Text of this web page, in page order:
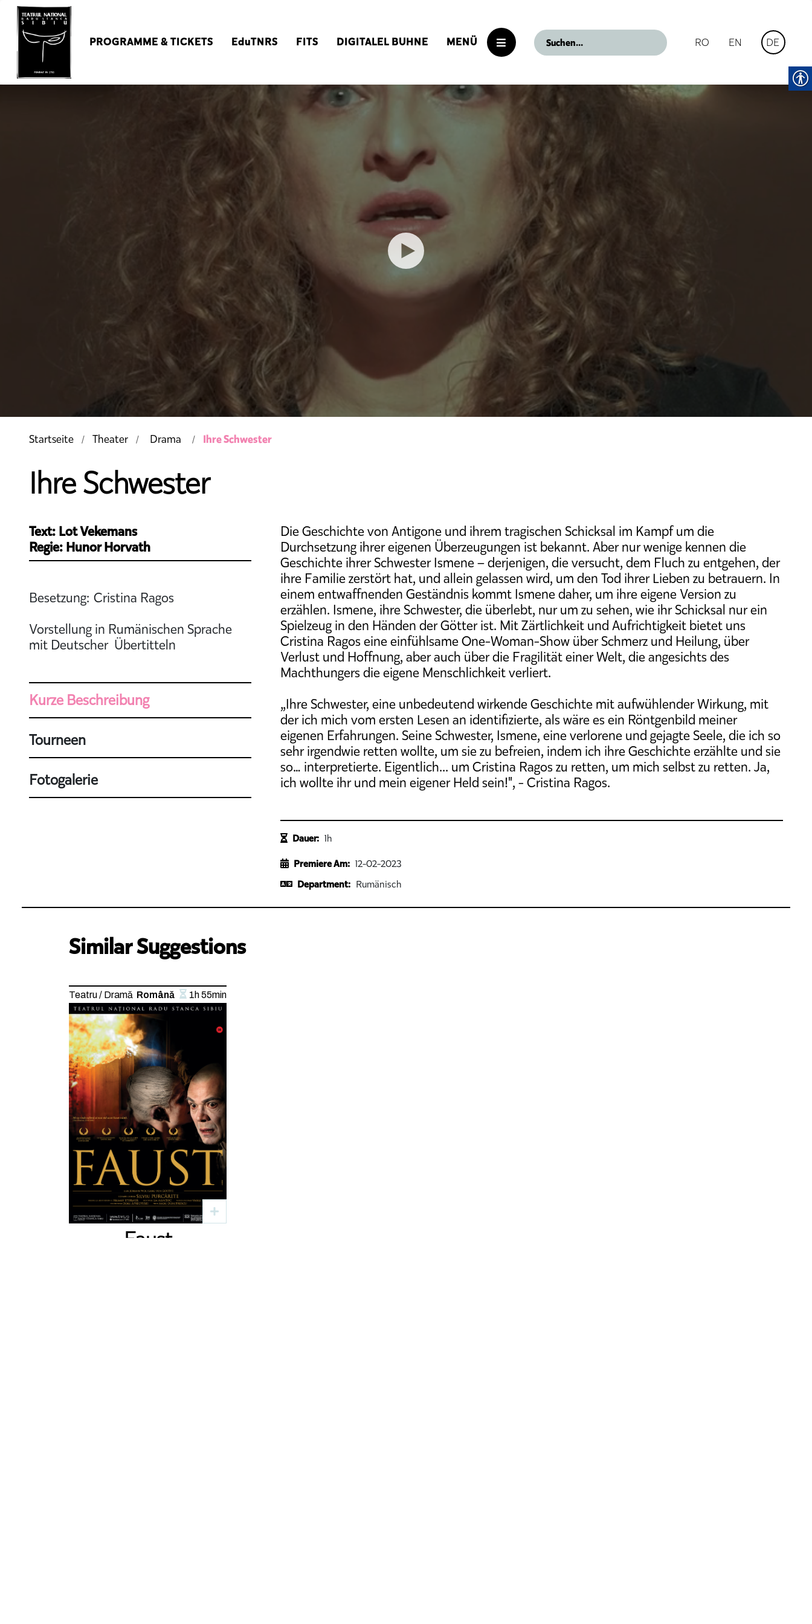
PROGRAMME & TICKETS EduTNRS FITS DIGITALEL BUHNE MENÜ RO EN DE
Startseite Theater Drama Ihre Schwester
Ihre Schwester
Text: Lot Vekemans
Regie: Hunor Horvath
Besetzung: Cristina Ragos
Vorstellung in Rumänischen Sprache
mit Deutscher Übertitteln
Kurze Beschreibung
Tourneen
Fotogalerie
Die Geschichte von Antigone und ihrem tragischen Schicksal im Kampf um die
Durchsetzung ihrer eigenen Überzeugungen ist bekannt. Aber nur wenige kennen die
Geschichte ihrer Schwester Ismene – derjenigen, die versucht, dem Fluch zu entgehen, der
ihre Familie zerstört hat, und allein gelassen wird, um den Tod ihrer Lieben zu betrauern. In
einem entwaffnenden Geständnis kommt Ismene daher, um ihre eigene Version zu
erzählen. Ismene, ihre Schwester, die überlebt, nur um zu sehen, wie ihr Schicksal nur ein
Spielzeug in den Händen der Götter ist. Mit Zärtlichkeit und Aufrichtigkeit bietet uns
Cristina Ragos eine einfühlsame One-Woman-Show über Schmerz und Heilung, über
Verlust und Hoffnung, aber auch über die Fragilität einer Welt, die angesichts des
Machthungers die eigene Menschlichkeit verliert.
„Ihre Schwester, eine unbedeutend wirkende Geschichte mit aufwühlender Wirkung, mit
der ich mich vom ersten Lesen an identifizierte, als wäre es ein Röntgenbild meiner
eigenen Erfahrungen. Seine Schwester, Ismene, eine verlorene und gejagte Seele, die ich so
sehr irgendwie retten wollte, um sie zu befreien, indem ich ihre Geschichte erzählte und sie
so… interpretierte. Eigentlich... um Cristina Ragos zu retten, um mich selbst zu retten. Ja,
ich wollte ihr und mein eigener Held sein!", - Cristina Ragos.
Dauer: 1h
Premiere Am: 12-02-2023
Department: Rumänisch
Similar Suggestions
Teatru / Dramă Română 1h 55min
Faust